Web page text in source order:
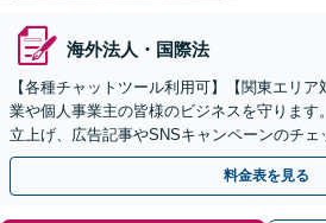
海外法人・国際法
【各種チャットツール利用可】【関東エリ
業や個人事業主の皆様のビジネスを守ります
立上げ、広告記事やSNSキャンペーンのチ
します。配信者特有の悩みにも対応します。
料金表を見る